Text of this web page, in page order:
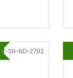
V-SN-ND-2792